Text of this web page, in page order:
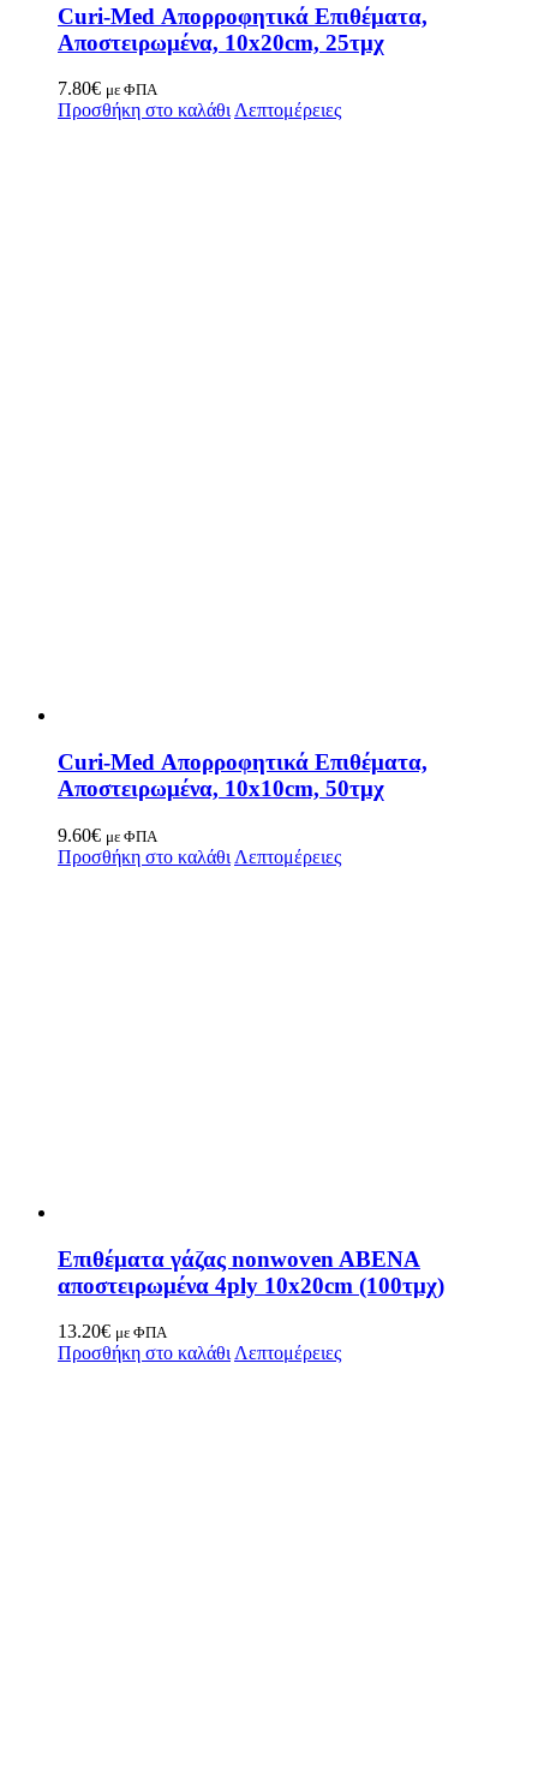
Curi-Med Απορροφητικά Επιθέματα,
Αποστειρωμένα, 10x20cm, 25τμχ
7.80€ με ΦΠΑ
Προσθήκη στο καλάθιΛεπτομέρειες
Curi-Med Απορροφητικά Επιθέματα,
Αποστειρωμένα, 10x10cm, 50τμχ
9.60€ με ΦΠΑ
Προσθήκη στο καλάθι Λεπτομέρειες
Επιθέματα γάζας nonwoven ABENA
αποστειρωμένα 4ply 10x20cm (100τμχ)
13.20€ με ΦΠΑ
Προσθήκη στο καλάθι Λεπτομέρειες